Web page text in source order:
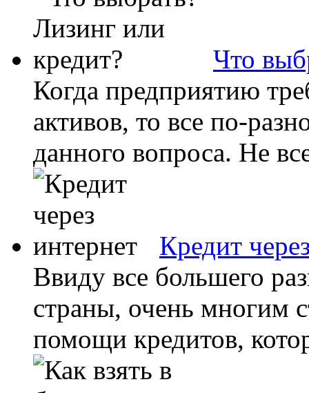
Что
Когда предприятию
активов, то все по-
данного вопроса. Не
Кредит
Ввиду все большего
страны, очень многим
помощи кредитов,